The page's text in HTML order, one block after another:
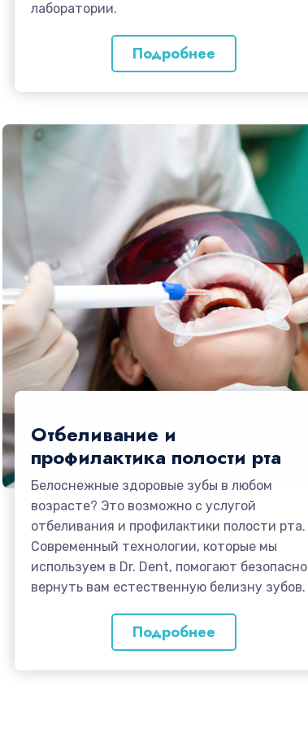
лаборатории.
Подробнее
Отбеливание и
профилактика полости рта
Белоснежные здоровые зубы в любом
возрасте? Это возможно с услугой
отбеливания и профилактики полости рта.
Современный технологии, которые мы
используем в Dr. Dent, помогают безопасно
вернуть вам естественную белизну зубов.
Подробнее